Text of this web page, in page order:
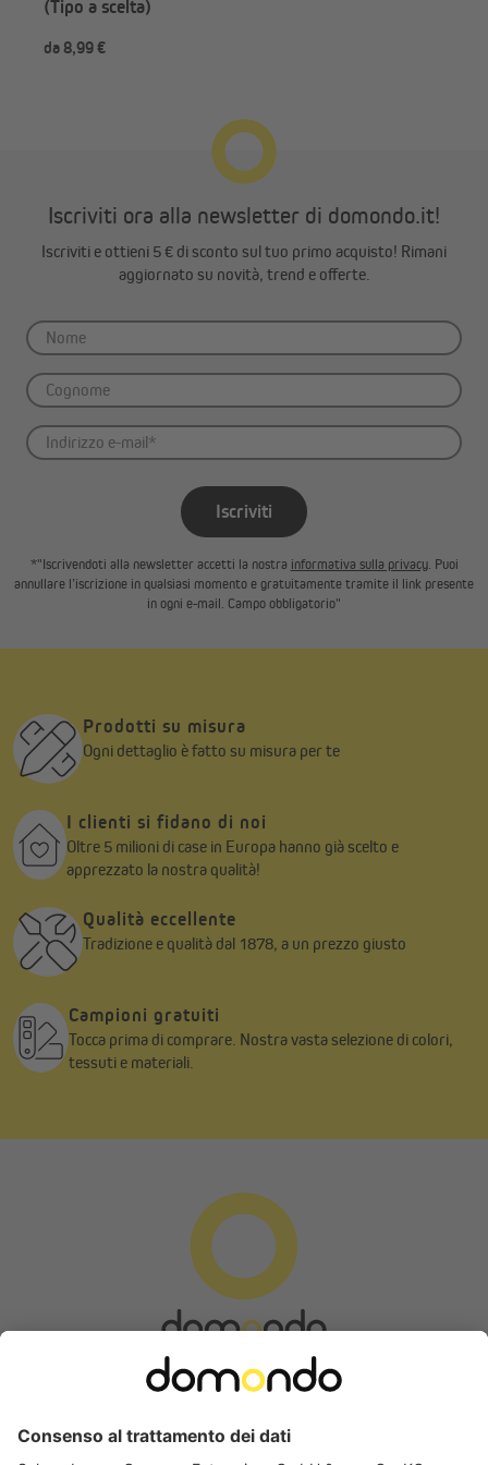
finestra che non oscilla nemmeno con la finestra inclinata.
Montaggio senza sforzo e senza foratura
Il fissaggio della tenda plissettata Pure avviene con supporti a
Il tessuto della tenda plissettata Pure è composto al 100% da
poliestere di alta qualità. La nostra gamma di tende plissettate
offre, tra l'altro, tessuti nei colori classici e discreti come: bianco,
beige, crema e grigio, che si adattano a qualsiasi stile di
arredamento. Il retro della tenda plissettata è bianco.
Misurare correttamente per una protezione visiva e
Affinché la tenda plissettata si adatti perfettamente alla tua
finestra, è importante misurare con cura prima dell'ordine. La
(Tipo a scelta)
da 8,99 €
Iscriviti ora alla newsletter di domondo.it!
Iscriviti e ottieni 5 € di sconto sul tuo primo acquisto! Rimani
aggiornato su novità, trend e offerte.
Iscriviti
*"Iscrivendoti alla newsletter accetti la nostra informativa sulla privacy. Puoi
annullare l’iscrizione in qualsiasi momento e gratuitamente tramite il link presente
in ogni e-mail. Campo obbligatorio"
Prodotti su misura
Ogni dettaglio è fatto su misura per te
I clienti si fidano di noi
Oltre 5 milioni di case in Europa hanno già scelto e
apprezzato la nostra qualità!
Qualità eccellente
Tradizione e qualità dal 1878, a un prezzo giusto
Campioni gratuiti
Tocca prima di comprare. Nostra vasta selezione di colori,
tessuti e materiali.